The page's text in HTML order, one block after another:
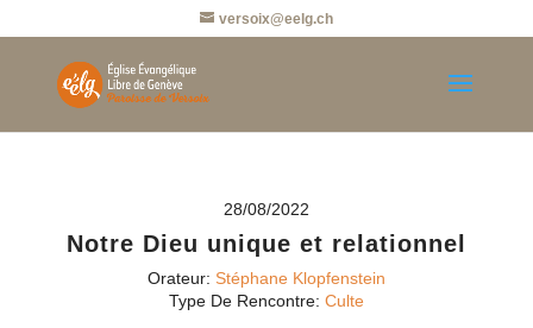
versoix@eelg.ch
28/08/2022
Notre Dieu unique et relationnel
Orateur: Stéphane Klopfenstein
Type De Rencontre: Culte